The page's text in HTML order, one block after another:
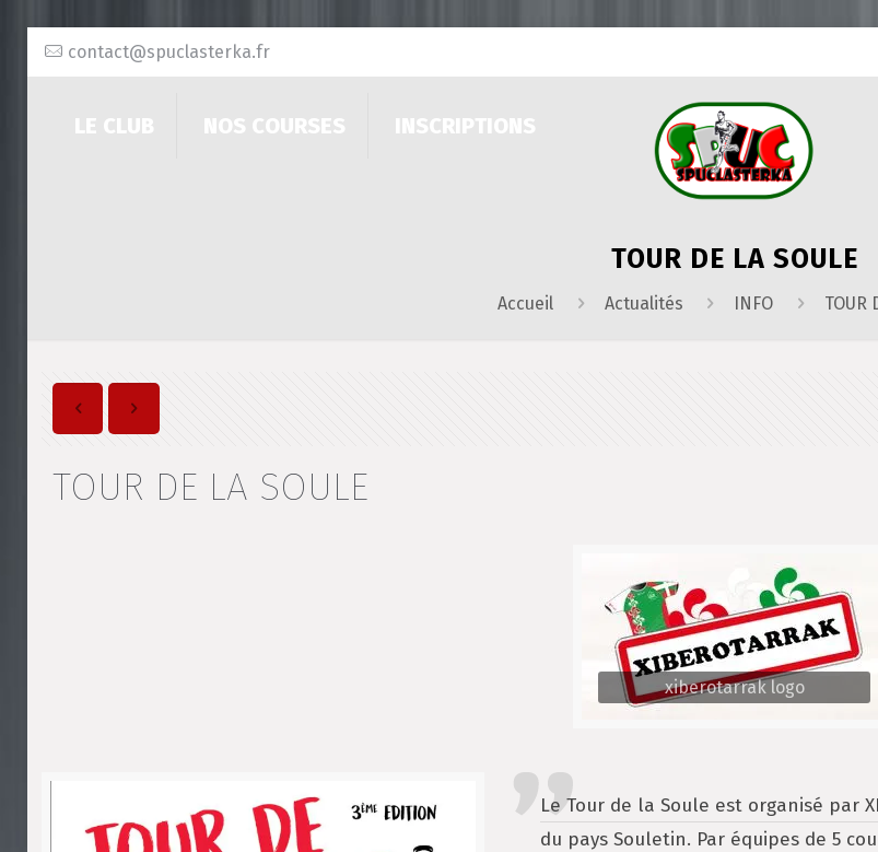
contact@spuclasterka.fr
LE CLUB NOS COURSES INSCRIPTIONS
TOUR DE LA SOULE
Accueil Actualités INFO TOUR
TOUR DE LA SOULE
xiberotarrak logo
Le Tour de la Soule est organisé par
du pays Souletin. Par équipes de 5